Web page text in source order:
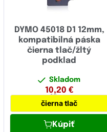
transparentná
ružová(0)
oranžová(2)
zlatá(3)
čistiace(0)
biela(3)
modrá(0)
DYMO 45018 D1 12mm,
kompatibilná páska
čierna tlač/žltý
podklad
Skladom
10,20 €
12 mm
čierna tlač
Kúpiť